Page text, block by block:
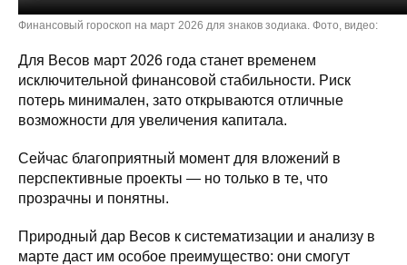
Финансовый гороскоп на март 2026 для знаков зодиака. Фото, видео:
Для Весов март 2026 года станет временем
исключительной финансовой стабильности. Риск
потерь минимален, зато открываются отличные
возможности для увеличения капитала.
Сейчас благоприятный момент для вложений в
перспективные проекты — но только в те, что
прозрачны и понятны.
Природный дар Весов к систематизации и анализу в
марте даст им особое преимущество: они смогут